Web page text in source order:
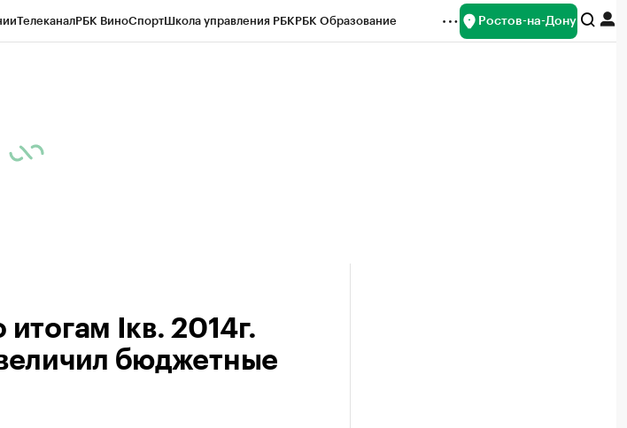
ТелеканалРБК ВиноСпортШкола управления РБКРБК Образование Ростов-на-Дону
Iкв. 2014г.
бюджетные